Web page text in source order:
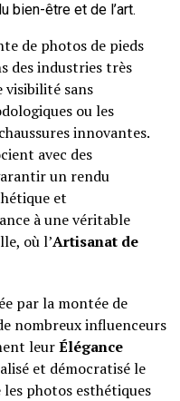
bien-être et de l’art.
de photos de pieds
des industries très
visibilité sans
ou les
innovantes.
avec des
un rendu
et
à une véritable
où l’Artisanat de
par la montée de
nombreux influenceurs
leurÉlégance
et démocratisé le
les photos esthétiques